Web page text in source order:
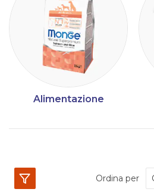
Alimentazione
Ordina per